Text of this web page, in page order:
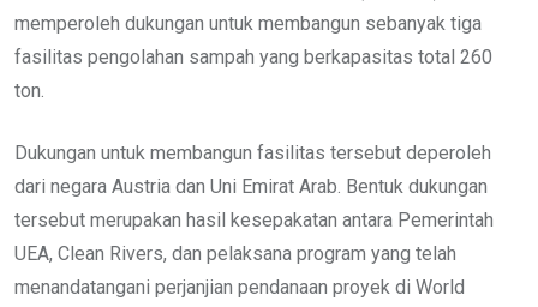
memperoleh dukungan untuk membangun sebanyak tiga
fasilitas pengolahan sampah yang berkapasitas total 260
ton.
Dukungan untuk membangun fasilitas tersebut deperoleh
dari negara Austria dan Uni Emirat Arab. Bentuk dukungan
tersebut merupakan hasil kesepakatan antara Pemerintah
UEA, Clean Rivers, dan pelaksana program yang telah
menandatangani perjanjian pendanaan proyek di World